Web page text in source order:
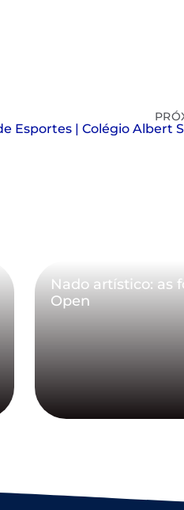
Esportes | Colégio Albert
Nado artístico: as
Open